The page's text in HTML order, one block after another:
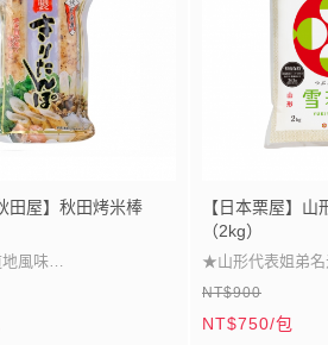
田屋】秋田烤米棒
風味
特產
出眾
【日本栗屋】
（2kg）
★山形代表姐弟名
★連續特A 雪國之
★爽口飽滿百搭首
NT$900
NT$750/包